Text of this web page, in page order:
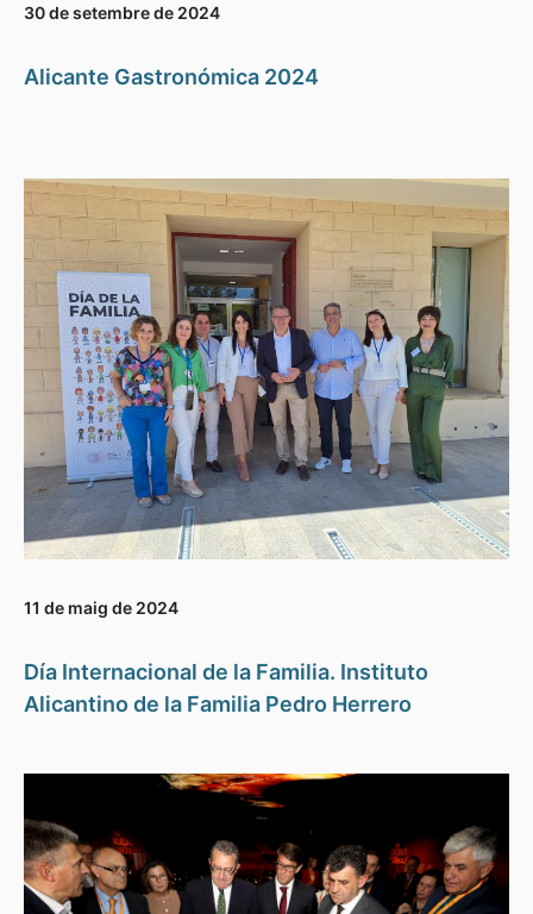
30 de setembre de 2024
Alicante Gastronómica 2024
11 de maig de 2024
Día Internacional de la Familia. Instituto
Alicantino de la Familia Pedro Herrero